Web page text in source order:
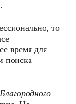
то
время для
поиска
Благородного